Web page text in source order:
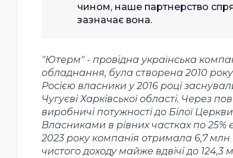
чином, наше партнерство
зазначає вона.
"Ютерм" - провідна українська
обладнання, була створена 2010 року
Росією власники у 2016 році
Чугуєві Харківської області. Через
виробничі потужності до Білої
Власниками в рівних частках по 25%
2023 року компанія отримала 6,7
чистого доходу майже вдвічі до 124,3